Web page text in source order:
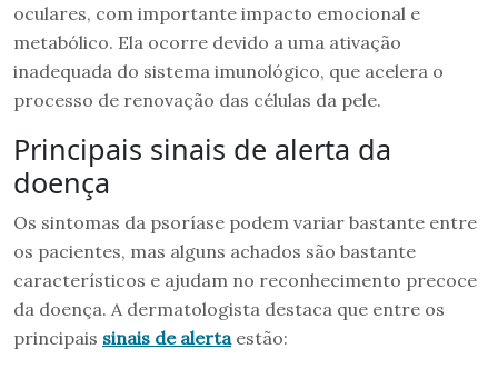
oculares, com importante impacto emocional e
metabólico. Ela ocorre devido a uma ativação
inadequada do sistema imunológico, que acelera o
processo de renovação das células da pele.
Principais sinais de alerta da
doença
Os sintomas da psoríase podem variar bastante entre
os pacientes, mas alguns achados são bastante
característicos e ajudam no reconhecimento precoce
da doença. A dermatologista destaca que entre os
principais sinais de alertaestão: